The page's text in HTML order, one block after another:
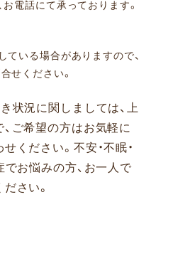
電話にて承っております。
いる場合がありますので、
せください。
状況に関しましては、上
ご希望の方はお気軽に
ください。 不安・不眠・
でお悩みの方、お一人で
さい。